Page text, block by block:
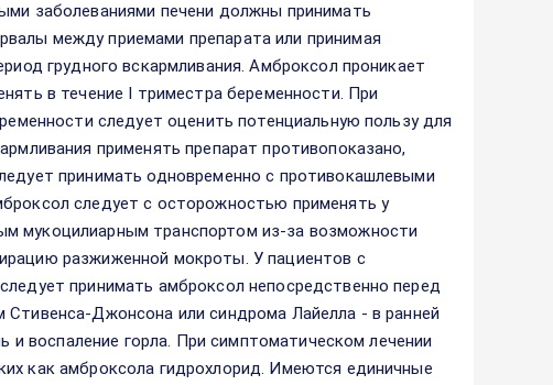
заболеваниями печени должны принимать
между приемами препарата или принимая
грудного вскармливания. Амброксол проникает
в течение I триместра беременности. При
следует оценить потенциальную пользу для
применять препарат противопоказано,
принимать одновременно с противокашлевыми
следует с осторожностью применять у
мукоцилиарным транспортом из-за возможности
разжиженной мокроты. У пациентов с
принимать амброксол непосредственно перед
Джонсона или синдрома Лайелла - в ранней
и воспаление горла. При симптоматическом лечении
как амброксола гидрохлорид. Имеются единичные